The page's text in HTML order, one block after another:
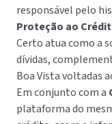
responsável pelo
Proteção ao
Certo atua como a
dívidas,
Boa Vista voltadas
Em conjunto com a
plataforma do